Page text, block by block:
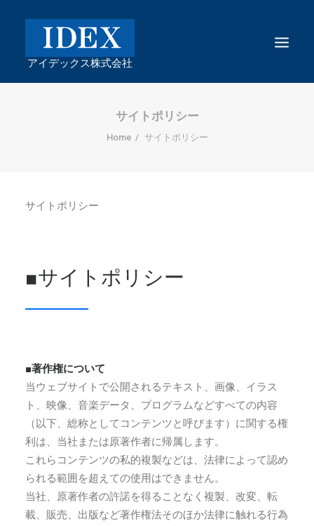
サイトポリシー
Home サイトポリシー
サイトポリシー
■サイトポリシー
■著作権について
当ウェブサイトで公開されるテキスト、画像、イラス
ト、映像、音楽データ、プログラムなどすべての内容
（以下、総称としてコンテンツと呼びます）に関する権
利は、当社または原著作者に帰属します。
これらコンテンツの私的複製などは、法律によって認め
られる範囲を超えての使用はできません。
当社、原著作者の許諾を得ることなく複製、改変、転
載、販売、出版など著作権法そのほか法律に触れる行為